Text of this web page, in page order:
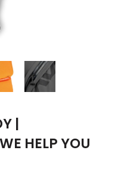
|
HELP YOU